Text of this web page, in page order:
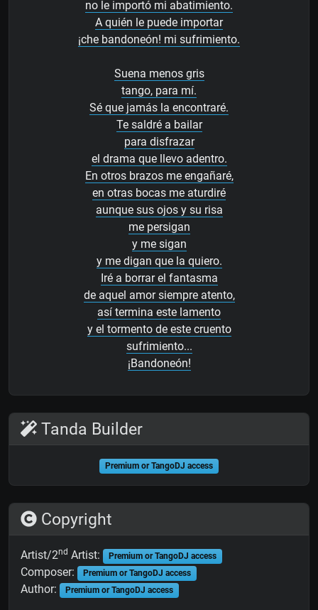
no le importó mi abatimiento.
A quién le puede importar
¡che bandoneón! mi sufrimiento.
Suena menos gris
tango, para mí.
Sé que jamás la encontraré.
Te saldré a bailar
para disfrazar
el drama que llevo adentro.
En otros brazos me engañaré,
en otras bocas me aturdiré
aunque sus ojos y su risa
me persigan
y me sigan
y me digan que la quiero.
Iré a borrar el fantasma
de aquel amor siempre atento,
así termina este lamento
y el tormento de este cruento
sufrimiento...
¡Bandoneón!
Tanda Builder
Premium or TangoDJ access
Copyright
Artist/2nd Artist: Premium or TangoDJ access
Composer: Premium or TangoDJ access
Author: Premium or TangoDJ access